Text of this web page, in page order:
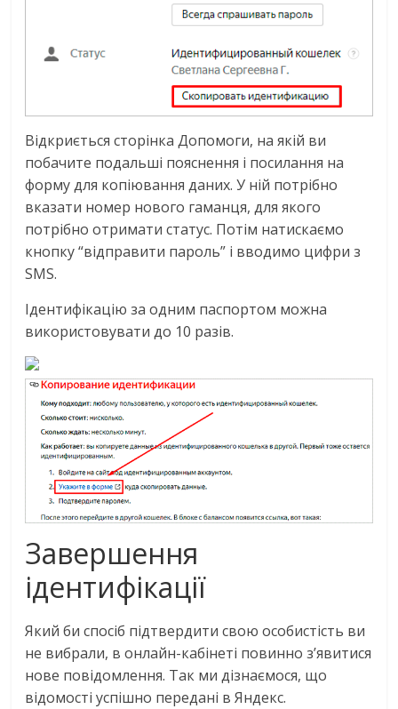
Відкриється сторінка Допомоги, на якій ви
побачите подальші пояснення і посилання на
форму для копіювання даних. У ній потрібно
вказати номер нового гаманця, для якого
потрібно отримати статус. Потім натискаємо
кнопку “відправити пароль” і вводимо цифри з
SMS.
Ідентифікацію за одним паспортом можна
використовувати до 10 разів.
Завершення
ідентифікації
Який би спосіб підтвердити свою особистість ви
не вибрали, в онлайн-кабінеті повинно з’явитися
нове повідомлення. Так ми дізнаємося, що
відомості успішно передані в Яндекс.